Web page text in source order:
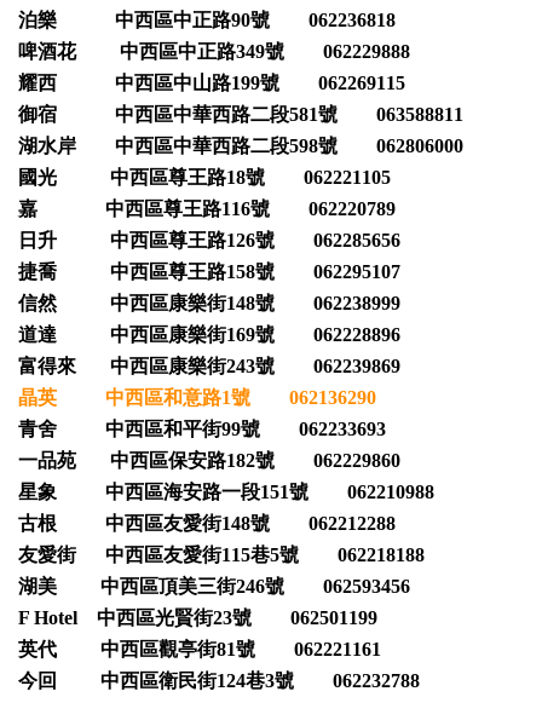
泊樂 中西區中正路90號 062236818
啤酒花 中西區中正路349號 062229888
耀西 中西區中山路199號 062269115
御宿 中西區中華西路二段581號 063588811
湖水岸 中西區中華西路二段598號 062806000
國光 中西區尊王路18號 062221105
嘉 中西區尊王路116號 062220789
日升 中西區尊王路126號 062285656
捷喬 中西區尊王路158號 062295107
信然 中西區康樂街148號 062238999
道達 中西區康樂街169號 062228896
富得來 中西區康樂街243號 062239869
晶英 中西區和意路1號 062136290
青舍 中西區和平街99號 062233693
一品苑 中西區保安路182號 062229860
星象 中西區海安路一段151號 062210988
古根 中西區友愛街148號 062212288
友愛街 中西區友愛街115巷5號 062218188
湖美 中西區頂美三街246號 062593456
F Hotel 中西區光賢街23號 062501199
英代 中西區觀亭街81號 062221161
今回 中西區衛民街124巷3號 062232788